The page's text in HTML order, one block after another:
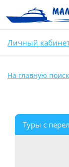
Личный
На главную
Туры с